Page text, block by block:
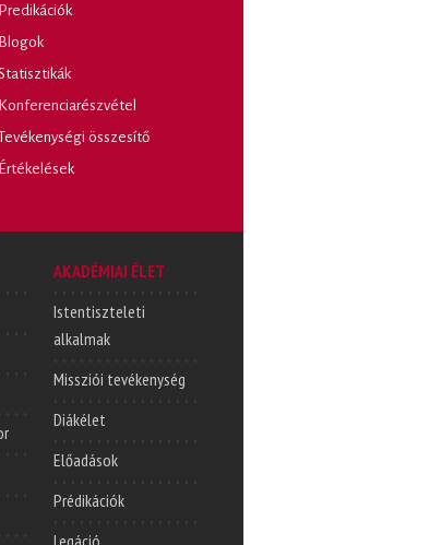
Predikációk
Blogok
Konferenciarészvétel
összesítő
Értékelések
AKADÉMIAI ÉLET
Istentiszteleti
alkalmak
Missziói tevékenység
Diákélet
Előadások
Prédikációk
Legáció